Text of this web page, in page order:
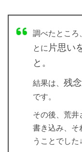
調べたところ
とに 片思い
と。
結果は、 残
です。
その後、荒井
書き込み、そ
うことでした↓